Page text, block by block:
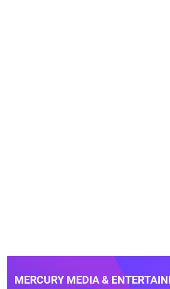
MERCURY MEDIA &